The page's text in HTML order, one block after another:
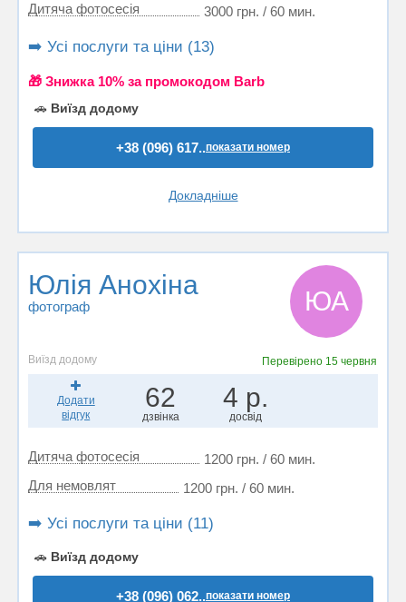
Дитяча фотосесія 3000 грн. / 60 мин.
➡️ Усі послуги та ціни (13)
🎁 Знижка 10% за промокодом Barb
🚗 Виїзд додому
+38 (096) 617..показати номер
Докладніше
Юлія Анохіна
фотограф ЮА
Виїзд додому Перевірено 15 червня
Додати
відгук
62
дзвінка
4 р.
досвід
Дитяча фотосесія
1200 грн. / 60 мин.
Для немовлят
1200 грн. / 60 мин.
➡️ Усі послуги та ціни (11)
🚗 Виїзд додому
+38 (096) 062..показати номер